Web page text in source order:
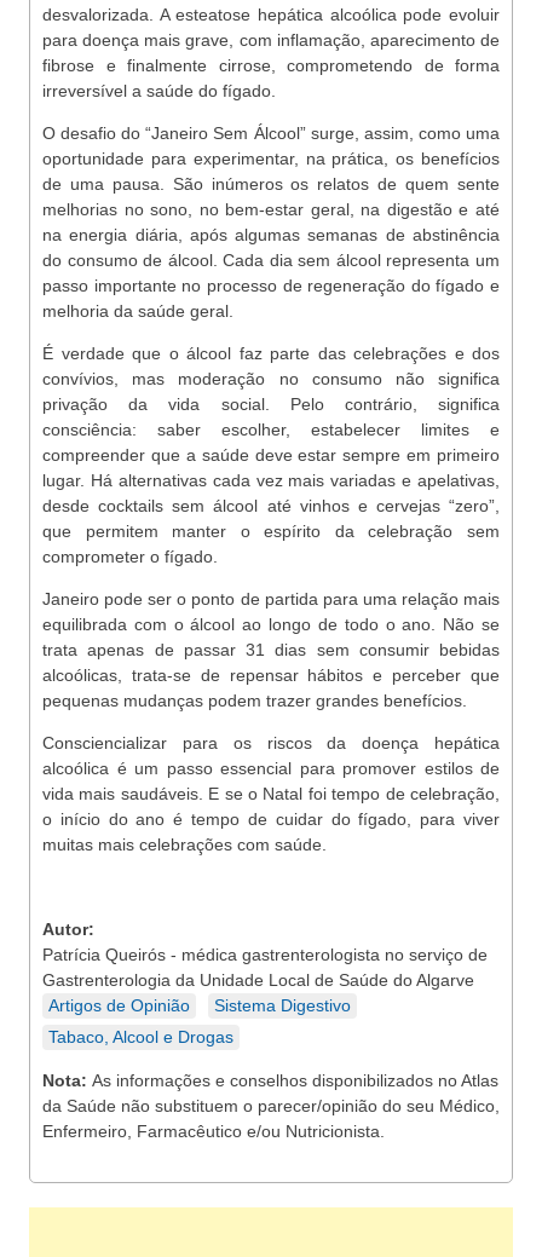
desvalorizada. A esteatose hepática alcoólica pode evoluir
para doença mais grave, com inflamação, aparecimento de
fibrose e finalmente cirrose, comprometendo de forma
irreversível a saúde do fígado.
O desafio do “Janeiro Sem Álcool” surge, assim, como uma
oportunidade para experimentar, na prática, os benefícios
de uma pausa. São inúmeros os relatos de quem sente
melhorias no sono, no bem-estar geral, na digestão e até
na energia diária, após algumas semanas de abstinência
do consumo de álcool. Cada dia sem álcool representa um
passo importante no processo de regeneração do fígado e
melhoria da saúde geral.
É verdade que o álcool faz parte das celebrações e dos
convívios, mas moderação no consumo não significa
privação da vida social. Pelo contrário, significa
consciência: saber escolher, estabelecer limites e
compreender que a saúde deve estar sempre em primeiro
lugar. Há alternativas cada vez mais variadas e apelativas,
desde cocktails sem álcool até vinhos e cervejas “zero”,
que permitem manter o espírito da celebração sem
comprometer o fígado.
Janeiro pode ser o ponto de partida para uma relação mais
equilibrada com o álcool ao longo de todo o ano. Não se
trata apenas de passar 31 dias sem consumir bebidas
alcoólicas, trata-se de repensar hábitos e perceber que
pequenas mudanças podem trazer grandes benefícios.
Consciencializar para os riscos da doença hepática
alcoólica é um passo essencial para promover estilos de
vida mais saudáveis. E se o Natal foi tempo de celebração,
o início do ano é tempo de cuidar do fígado, para viver
muitas mais celebrações com saúde.
Autor:
Patrícia Queirós - médica gastrenterologista no serviço de
Gastrenterologia da Unidade Local de Saúde do Algarve
Artigos de Opinião
Sistema Digestivo
Tabaco, Alcool e Drogas
Nota: As informações e conselhos disponibilizados no Atlas
da Saúde não substituem o parecer/opinião do seu Médico,
Enfermeiro, Farmacêutico e/ou Nutricionista.